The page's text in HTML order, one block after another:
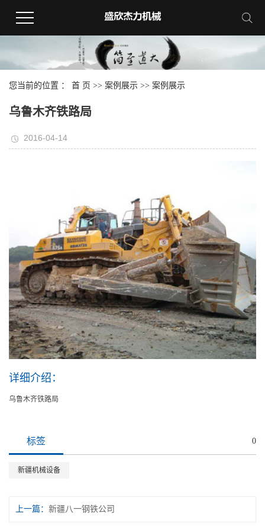
您当前的位置 ： 首 页 >> 案例展示 >> 案例展示
乌鲁木齐铁路局
2016-04-14
详细介绍：
乌鲁木齐铁路局
标签 0
新疆机械设备
上一篇： 新疆八一钢铁公司